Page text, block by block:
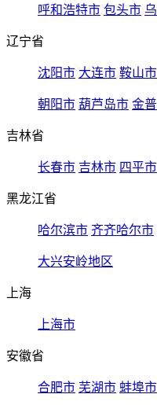
呼和浩特市 包头市
辽宁省
沈阳市 大连市 鞍山市
朝阳市 葫芦岛市 金
吉林省
长春市 吉林市 四平市
黑龙江省
哈尔滨市 齐齐哈尔市
大兴安岭地区
上海
上海市
安徽省
合肥市 芜湖市 蚌埠市